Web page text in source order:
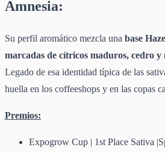
Amnesia:
Su perfil aromático mezcla una base
marcadas de cítricos maduros, cedro y
Legado de esa identidad típica de las
huella en los coffeeshops y en las copas
Premios:
Expogrow Cup | 1st Place Sativa